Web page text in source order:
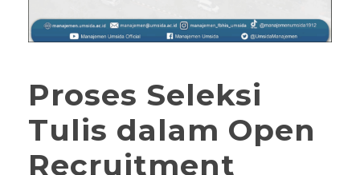
Proses Seleksi
Tulis dalam Open
Recruitment